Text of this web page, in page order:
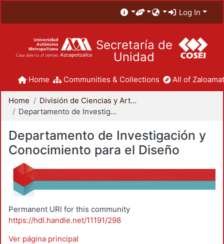
Log In
Secretaría de
Unidad
Home Communities & Collections All of
Home
División de Ciencias y Artes para el Diseño
Departamento de Investigación y Conocimiento para el Diseño
Departamento de Investigación y
Conocimiento para el Diseño
Permanent URI for this community
https://hdl.handle.net/11191/298
Ver página principal